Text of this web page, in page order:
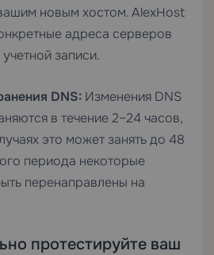
новым хостом. AlexHost
адреса серверов
записи.
DNS: Изменения DNS
в течение 2–24 часов,
это может занять до 48
периода некоторые
перенаправлены на
протестируйте ваш